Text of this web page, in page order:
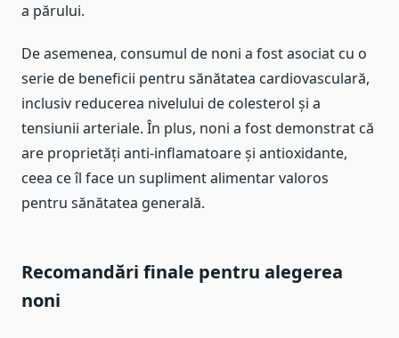
a părului.
De asemenea, consumul de noni a fost asociat cu o
serie de beneficii pentru sănătatea cardiovasculară,
inclusiv reducerea nivelului de colesterol și a
tensiunii arteriale. În plus, noni a fost demonstrat că
are proprietăți anti-inflamatoare și antioxidante,
ceea ce îl face un supliment alimentar valoros
pentru sănătatea generală.
Recomandări finale pentru alegerea
noni